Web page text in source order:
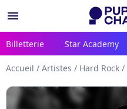
menu
Billetterie Star Academy
Accueil / Artistes / Hard Rock /